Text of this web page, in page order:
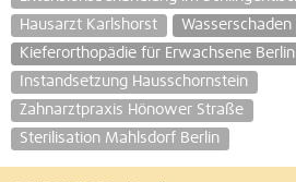
Hausarzt Karlshorst
Wasserschaden
Kieferorthopädie für Erwachsene Berlin
Instandsetzung Hausschornstein
Zahnarztpraxis Hönower Straße
Sterilisation Mahlsdorf Berlin